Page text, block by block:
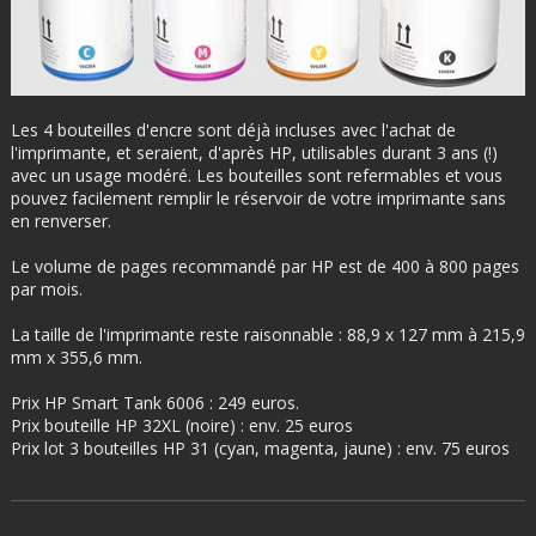
Les 4 bouteilles d'encre sont déjà incluses avec l'achat de
l'imprimante, et seraient, d'après HP, utilisables durant 3 ans (!)
avec un usage modéré. Les bouteilles sont refermables et vous
pouvez facilement remplir le réservoir de votre imprimante sans
en renverser.
Le volume de pages recommandé par HP est de 400 à 800 pages
par mois.
La taille de l'imprimante reste raisonnable : 88,9 x 127 mm à 215,9
mm x 355,6 mm.
Prix HP Smart Tank 6006 : 249 euros.
Prix bouteille HP 32XL (noire) : env. 25 euros
Prix lot 3 bouteilles HP 31 (cyan, magenta, jaune) : env. 75 euros